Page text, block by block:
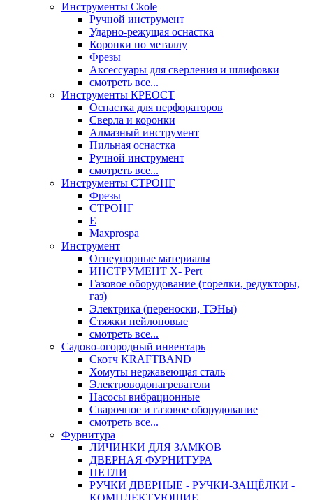
Инструменты Ckole
Ручной инструмент
Ударно‑режущая оснастка
Коронки по металлу
Фрезы
Аксессуары для сверления и шлифовки
смотреть все...
Инструменты КРЕОСТ
Оснастка для перфораторов
Сверла и коронки
Алмазный инструмент
Пильная оснастка
Ручной инструмент
смотреть все...
Инструменты СТРОНГ
Фрезы
СТРОНГ
Е
Maxprospa
Инструмент
Огнеупорные материалы
ИНСТРУМЕНТ X- Pert
Газовое оборудование (горелки, редукторы,
газ)
Электрика (переноски, ТЭНы)
Стяжки нейлоновые
смотреть все...
Садово-огородный инвентарь
Скотч KRAFTBAND
Хомуты нержавеющая сталь
Электроводонагреватели
Насосы вибрационные
Сварочное и газовое оборудование
смотреть все...
Фурнитура
ЛИЧИНКИ ДЛЯ ЗАМКОВ
ДВЕРНАЯ ФУРНИТУРА
ПЕТЛИ
РУЧКИ ДВЕРНЫЕ - РУЧКИ-ЗАЩЁЛКИ -
КОМПЛЕКТУЮЩИЕ